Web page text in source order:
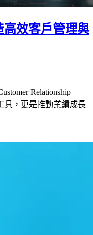
效客戶管理與
Relationship
具，更是推動業績成長